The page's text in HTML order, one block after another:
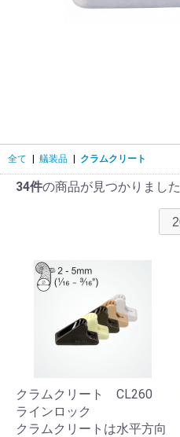
全て | 艤装品 | クラムクリート
34件の商品が見つかりました
クラムクリート CL260
ラインロック
クラムクリートは水平方向